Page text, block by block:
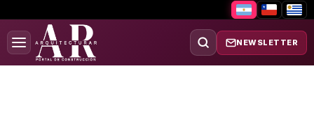
NEWSLETTER